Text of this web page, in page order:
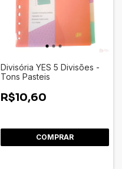
Divisória YES 5 Divisões -
Tons Pasteis
R$10,60
COMPRAR